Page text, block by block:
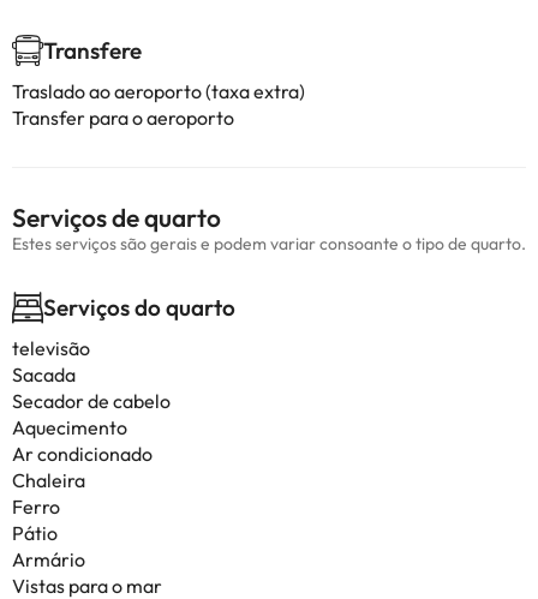
Transfere
Traslado ao aeroporto (taxa extra)
Transfer para o aeroporto
Serviços de quarto
Estes serviços são gerais e podem variar consoante o tipo de quarto.
Serviços do quarto
televisão
Sacada
Secador de cabelo
Aquecimento
Ar condicionado
Chaleira
Ferro
Pátio
Armário
Vistas para o mar